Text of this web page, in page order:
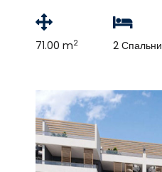
71.00 m2 2 Спальни